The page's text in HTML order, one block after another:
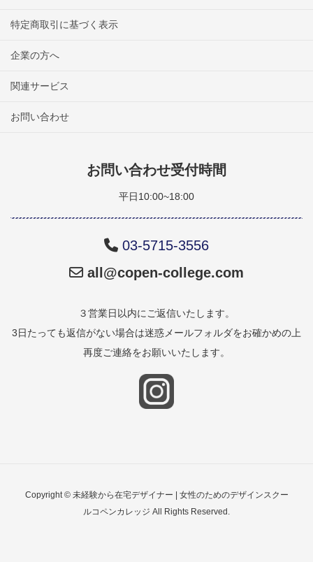
特定商取引に基づく表示
企業の方へ
関連サービス
お問い合わせ
お問い合わせ受付時間
平日10:00~18:00
03-5715-3556
all@copen-college.com
３営業日以内にご返信いたします。
3日たっても返信がない場合は迷惑メールフォルダをお確かめの上
再度ご連絡をお願いいたします。
Copyright © 未経験から在宅デザイナー | 女性のためのデザインスクー
ルコペンカレッジ All Rights Reserved.